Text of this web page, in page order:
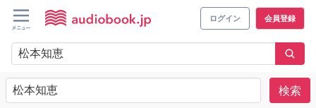
ログイン 会員登録
検索